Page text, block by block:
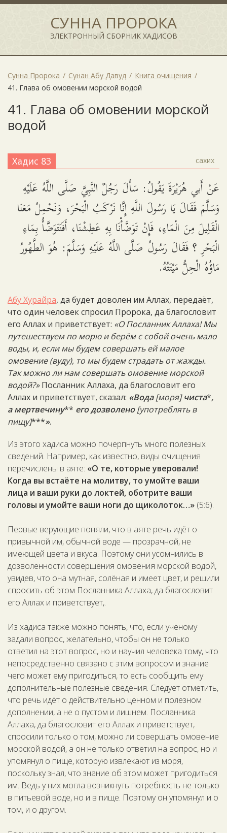
СУННА ПРОРОКА
ЭЛЕКТРОННЫЙ СБОРНИК ХАДИСОВ
Сунна Пророка Сунан Абу Давуд
Книга очищения
41. Глава об омовении морской водой
41. Глава об омовении морской
водой
Хадис 83 сахих
عَنْ أَبي هُرَيْرَةَ يَقُولُ: سَأَلَ رَجُلٌ النَّبِيَّ صَلَّى اللَّهُ عَلَيْهِ
وَسَلَّمَ فَقَالَ يَا رَسُولَ اللَّهِ إِنَّا نَرْكَبُ الْبَحْرَ، وَنَحْمِلُ مَعَنَا
الْقَلِيلَ مِنَ الْمَاءِ، فَإِنْ تَوَضَّأْنَا بِهِ عَطِشْنَا، أَفَنَتَوَضَّأُ بِمَاءِ
الْبَحْرِ ؟ فَقَالَ رَسُولُ صَلَّى اللَّهُ عَلَيْهِ وَسَلَّمَ: هُوَ الطَّهُورُ
مَاؤُهُ الْحِلُّ مَيْتَتُهُ.
Абу Хурайра, да будет доволен им Аллах, передаёт,
что один человек спросил Пророка, да благословит
его Аллах и приветствует: «О Посланник Аллаха! Мы
путешествуем по морю и берём с собой очень мало
воды, и, если мы будем совершать ей малое
омовение (вуду), то мы будем страдать от жажды.
Так можно ли нам совершать омовение морской
водой?»Посланник Аллаха, да благословит его
Аллах и приветствует, сказал: «Вода[моря]чиста*,
а мертвечину** его дозволено[употреблять в
пищу]***».
Из этого хадиса можно почерпнуть много полезных
сведений. Например, как известно, виды очищения
перечислены в аяте: «О те, которые уверовали!
Когда вы встаёте на молитву, то умойте ваши
лица и ваши руки до локтей, оботрите ваши
головы и умойте ваши ноги до щиколоток…» (5:6).
Первые верующие поняли, что в аяте речь идёт о
привычной им, обычной воде — прозрачной, не
имеющей цвета и вкуса. Поэтому они усомнились в
дозволенности совершения омовения морской водой,
увидев, что она мутная, солёная и имеет цвет, и решили
спросить об этом Посланника Аллаха, да благословит
его Аллах и приветствует,.
Из хадиса также можно понять, что, если учёному
задали вопрос, желательно, чтобы он не только
ответил на этот вопрос, но и научил человека тому, что
непосредственно связано с этим вопросом и знание
чего может ему пригодиться, то есть сообщить ему
дополнительные полезные сведения. Следует отметить,
что речь идёт о действительно ценном и полезном
дополнении, а не о пустом и лишнем. Посланника
Аллаха, да благословит его Аллах и приветствует,
спросили только о том, можно ли совершать омовение
морской водой, а он не только ответил на вопрос, но и
упомянул о пище, которую извлекают из моря,
поскольку знал, что знание об этом может пригодиться
им. Ведь у них могла возникнуть потребность не только
в питьевой воде, но и в пище. Поэтому он упомянул и о
том, и о другом.